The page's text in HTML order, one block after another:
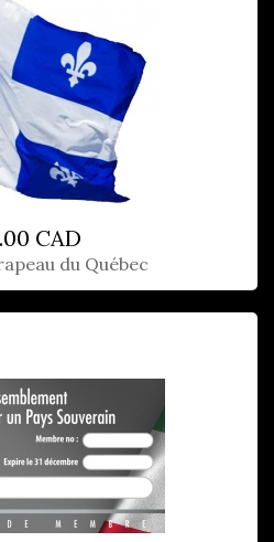
CAD
du Québec